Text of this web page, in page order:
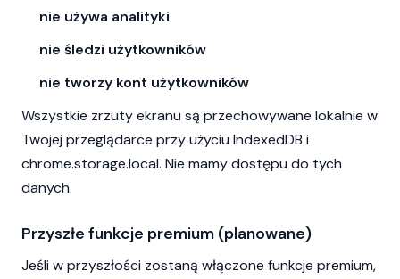
nie używa analityki
nie śledzi użytkowników
nie tworzy kont użytkowników
Wszystkie zrzuty ekranu są przechowywane lokalnie w
Twojej przeglądarce przy użyciu IndexedDB i
chrome.storage.local. Nie mamy dostępu do tych
danych.
Przyszłe funkcje premium (planowane)
Jeśli w przyszłości zostaną włączone funkcje premium,